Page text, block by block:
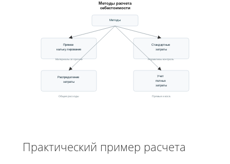
Методы расчета
себестоимости
Методы
Прямое
калькулирование
Стандартные
затраты
Распределение
затраты
Учет
полных
затраты
Материалы зп прочие Нормативы контроль
Общие расходы Прямые и косв.
Практический пример расчета